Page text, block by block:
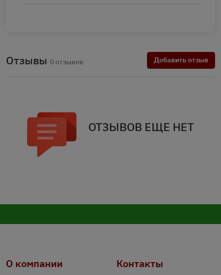
Отзывы 0 отзывов Добавить отзыв
ОТЗЫВОВ ЕЩЕ НЕТ
О компании Контакты